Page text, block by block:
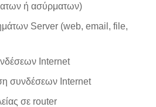
ή ασύρματων)
Server (web, email, file,
Internet
συνδέσεων Internet
σε router